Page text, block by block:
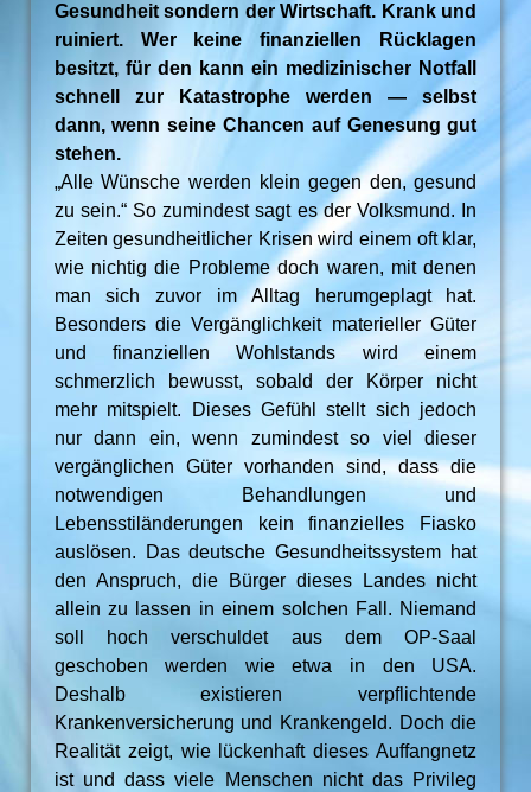
Gesundheit sondern der Wirtschaft. Krank und
ruiniert. Wer keine finanziellen Rücklagen
besitzt, für den kann ein medizinischer Notfall
schnell zur Katastrophe werden — selbst
dann, wenn seine Chancen auf Genesung gut
stehen.
„Alle Wünsche werden klein gegen den, gesund
zu sein.“ So zumindest sagt es der Volksmund. In
Zeiten gesundheitlicher Krisen wird einem oft klar,
wie nichtig die Probleme doch waren, mit denen
man sich zuvor im Alltag herumgeplagt hat.
Besonders die Vergänglichkeit materieller Güter
und finanziellen Wohlstands wird einem
schmerzlich bewusst, sobald der Körper nicht
mehr mitspielt. Dieses Gefühl stellt sich jedoch
nur dann ein, wenn zumindest so viel dieser
vergänglichen Güter vorhanden sind, dass die
notwendigen Behandlungen und
Lebensstiländerungen kein finanzielles Fiasko
auslösen. Das deutsche Gesundheitssystem hat
den Anspruch, die Bürger dieses Landes nicht
allein zu lassen in einem solchen Fall. Niemand
soll hoch verschuldet aus dem OP-Saal
geschoben werden wie etwa in den USA.
Deshalb existieren verpflichtende
Krankenversicherung und Krankengeld. Doch die
Realität zeigt, wie lückenhaft dieses Auffangnetz
ist und dass viele Menschen nicht das Privileg